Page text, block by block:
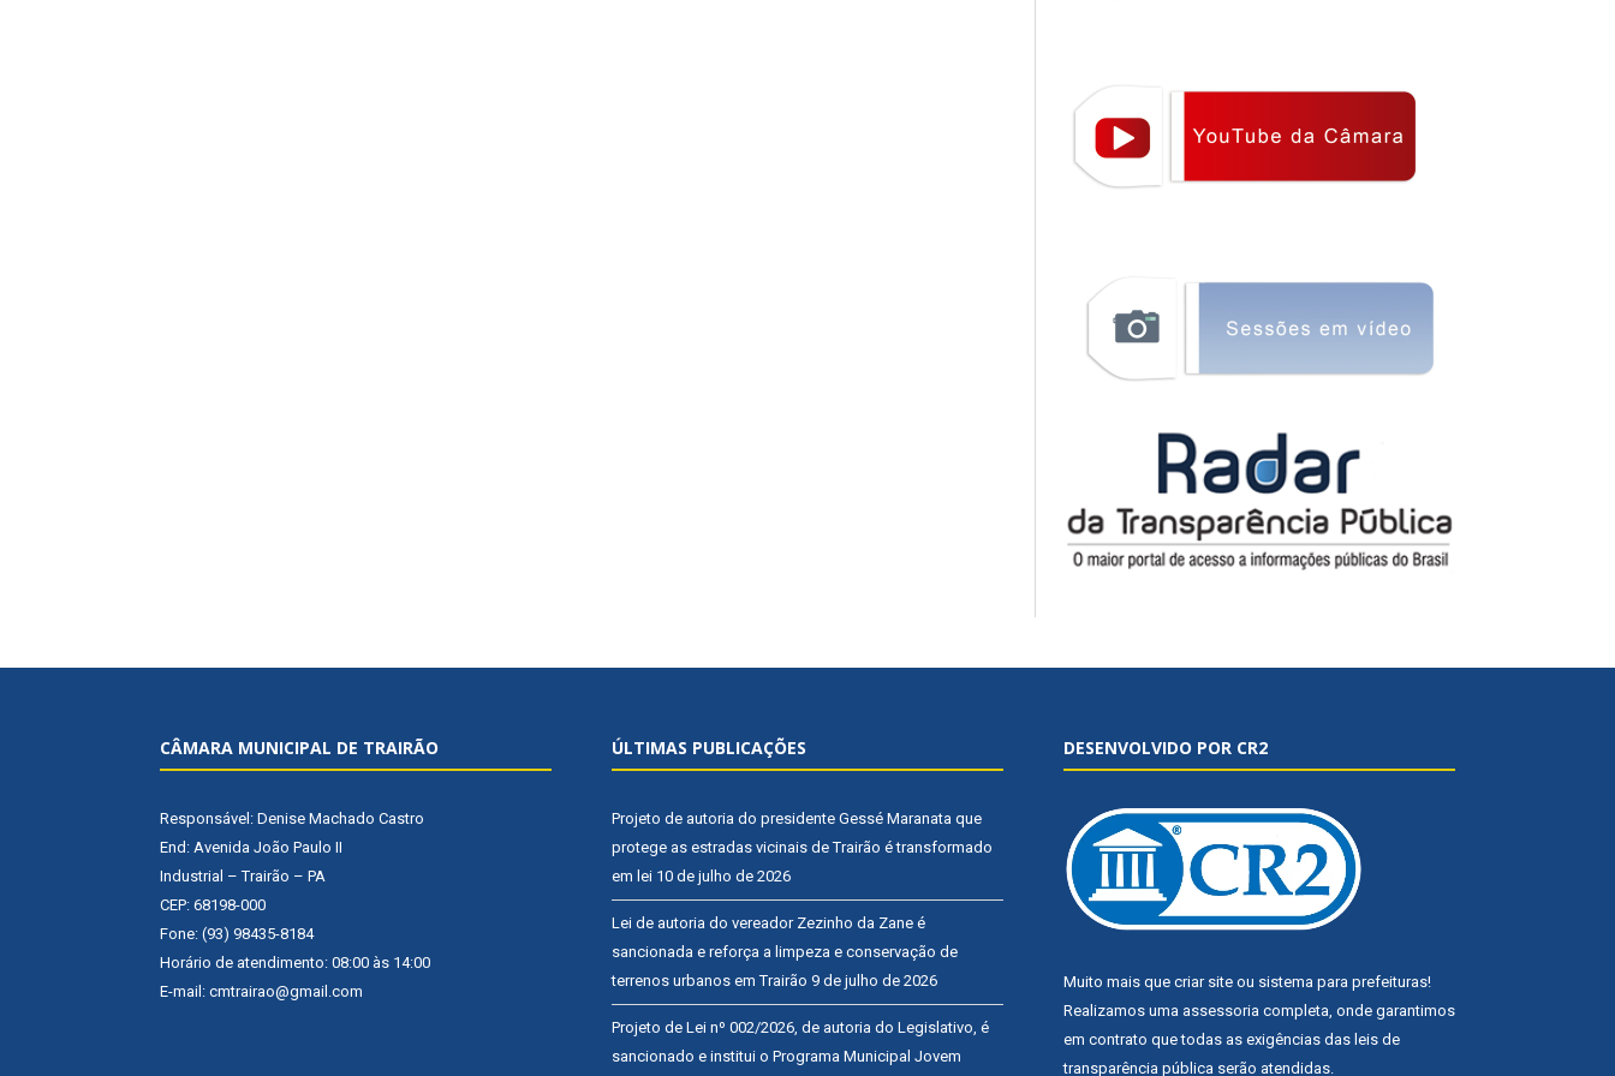
CÂMARA MUNICIPAL DE TRAIRÃO
Responsável: Denise Machado Castro
End: Avenida João Paulo II
Industrial – Trairão – PA
CEP: 68198-000
Fone: (93) 98435-8184
Horário de atendimento: 08:00 às 14:00
E-mail: cmtrairao@gmail.com
ÚLTIMAS PUBLICAÇÕES
Projeto de autoria do presidente Gessé Maranata que
protege as estradas vicinais de Trairão é transformado
em lei 10 de julho de 2026
Lei de autoria do vereador Zezinho da Zane é
sancionada e reforça a limpeza e conservação de
terrenos urbanos em Trairão 9 de julho de 2026
Projeto de Lei nº 002/2026, de autoria do Legislativo, é
sancionado e institui o Programa Municipal Jovem
DESENVOLVIDO POR CR2
Muito mais que criar site ou sistema para prefeituras!
Realizamos uma assessoria completa, onde garantimos
em contrato que todas as exigências das leis de
transparência pública serão atendidas.